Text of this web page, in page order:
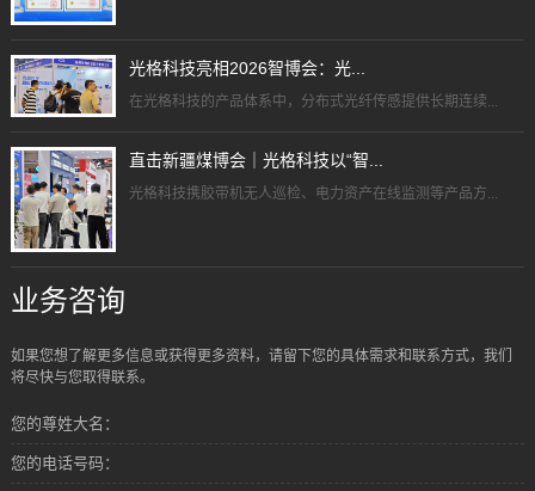
光格科技亮相2026智博会：光...
在光格科技的产品体系中，分布式光纤传感提供长期连续...
直击新疆煤博会｜光格科技以“智...
光格科技携胶带机无人巡检、电力资产在线监测等产品方...
业务咨询
如果您想了解更多信息或获得更多资料，请留下您的具体需求和联系方式，我们
将尽快与您取得联系。
您的尊姓大名：
您的电话号码：